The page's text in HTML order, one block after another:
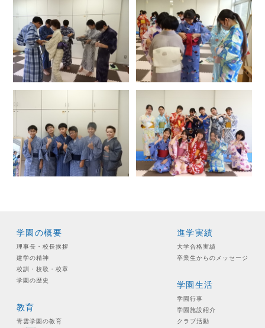
学園の概要
理事長・校長挨拶
建学の精神
校訓・校歌・校章
学園の歴史
教育
青雲学園の教育
進学実績
大学合格実績
卒業生からのメッセージ
学園生活
学園行事
学園施設紹介
クラブ活動